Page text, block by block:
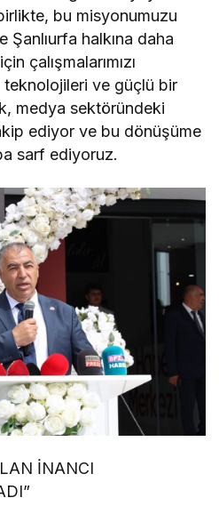
bu misyonumuzu
Şanlıurfa halkına daha
çalışmalarımızı
ve güçlü bir
medya sektöründeki
ediyor ve bu dönüşüme
sarf ediyoruz.
İNANCI